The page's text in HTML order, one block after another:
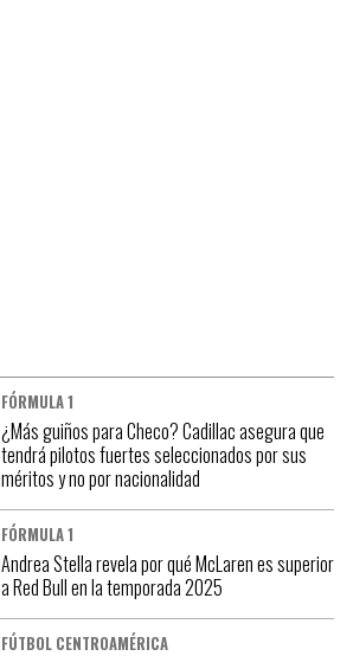
FÓRMULA 1
¿Más guiños para Checo? Cadillac asegura que
tendrá pilotos fuertes seleccionados por sus
méritos y no por nacionalidad
FÓRMULA 1
Andrea Stella revela por qué McLaren es superior
a Red Bull en la temporada 2025
FÚTBOL CENTROAMÉRICA